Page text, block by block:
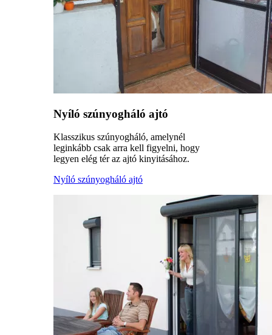
Nyíló szúnyogháló ajtó
Klasszikus szúnyogháló, amelynél
leginkább csak arra kell figyelni, hogy
legyen elég tér az ajtó kinyitásához.
Nyíló szúnyogháló ajtó